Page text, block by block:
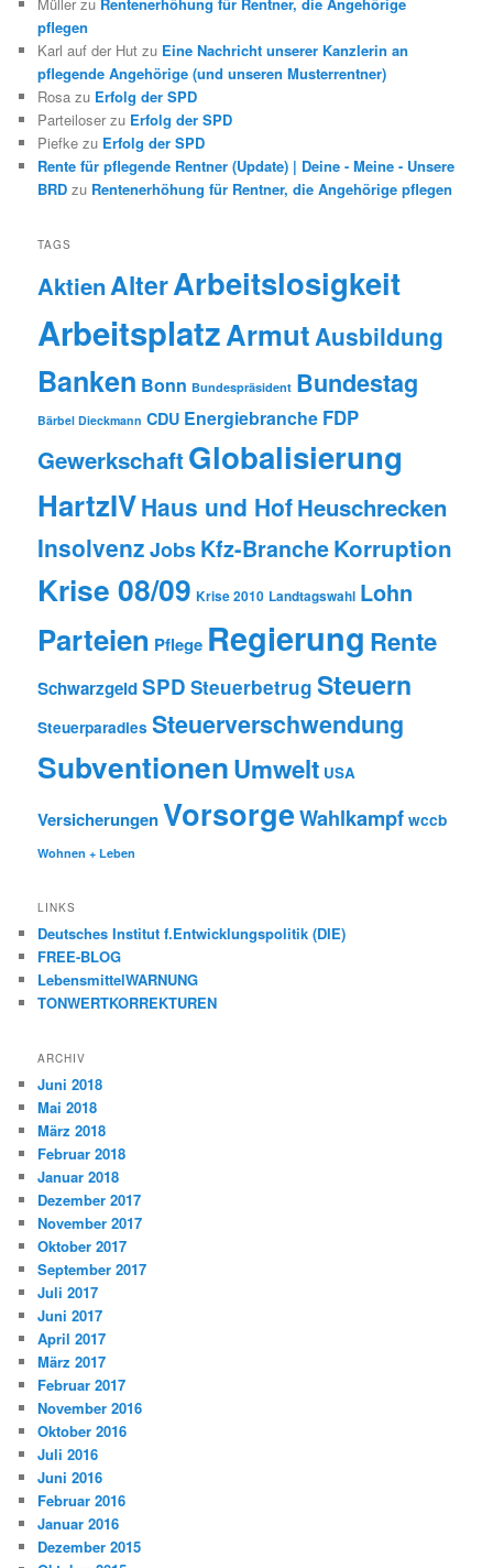
Müller zu Rentenerhöhung für Rentner, die Angehörige
pflegen
Karl auf der Hut zu Eine Nachricht unserer Kanzlerin an
pflegende Angehörige (und unseren Musterrentner)
Rosa zu Erfolg der SPD
Parteiloser zu Erfolg der SPD
Piefke zu Erfolg der SPD
Rente für pflegende Rentner (Update) | Deine - Meine - Unsere
BRD zu Rentenerhöhung für Rentner, die Angehörige pflegen
TAGS
AktienAlterArbeitslosigkeit
ArbeitsplatzArmut Ausbildung
Banken Bonn Bundespräsident Bundestag
Bärbel Dieckmann CDU Energiebranche FDP
GewerkschaftGlobalisierung
HartzIVHaus und HofHeuschrecken
Insolvenz Jobs Kfz-BrancheKorruption
Krise 08/09 Krise 2010 Landtagswahl Lohn
Parteien Pflege Regierung Rente
SchwarzgeldSPD Steuerbetrug Steuern
Steuerparadies Steuerverschwendung
SubventionenUmwelt USA
VersicherungenVorsorgeWahlkampf wccb
Wohnen + Leben
LINKS
Deutsches Institut f.Entwicklungspolitik (DIE)
FREE-BLOG
LebensmittelWARNUNG
TONWERTKORREKTUREN
ARCHIV
Juni 2018
Mai 2018
März 2018
Februar 2018
Januar 2018
Dezember 2017
November 2017
Oktober 2017
September 2017
Juli 2017
Juni 2017
April 2017
März 2017
Februar 2017
November 2016
Oktober 2016
Juli 2016
Juni 2016
Februar 2016
Januar 2016
Dezember 2015